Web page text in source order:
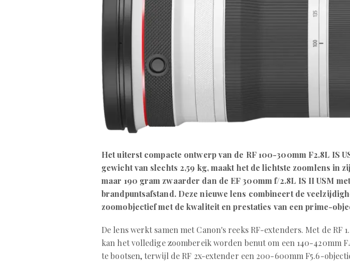
Het uiterst compacte ontwerp van de RF 100-300mm F2.8L IS
gewicht van slechts 2,59 kg, maakt het de lichtste zoomlens in
maar 190 gram zwaarder dan de EF 300mm f/2.8L IS II USM
brandpuntsafstand. Deze nieuwe lens combineert de
zoomobjectief met de kwaliteit en prestaties van een prime-
De lens werkt samen met Canon's reeks RF-extenders. Met de RF
kan het volledige zoombereik worden benut om een 140-420mm
te bootsen, terwijl de RF 2x-extender een 200-600mm F5.6-